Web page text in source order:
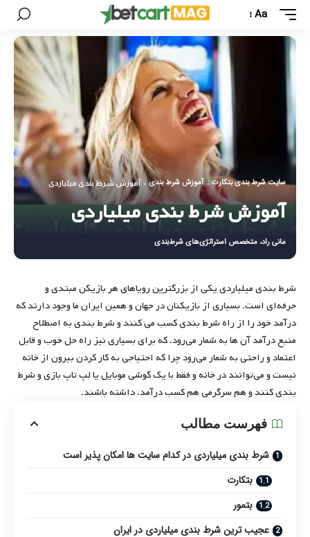
Aa
سایت شرط بندی بتکارت - آموزش شرط بندی - آموزش شرط بندی میلیاردی
آموزش شرط بندی میلیاردی
مانی راد، متخصص استراتژی‌های شرط‌بندی
شرط بندی میلیاردی یکی از بزرگترین رویاهای هر بازیکن مبتدی و
حرفه‌ای است. بسیاری از بازیکنان در جهان و همین ایران ما وجود دارند که
درآمد خود را از راه شرط بندی کسب می کنند و شرط بندی به اصطلاح
منبع درآمد آن ها به شمار می‌رود. که برای بسیاری نیز راه حل خوب و قابل
اعتماد و راحتی به شمار می‌رود چرا که احتیاجی به کار کردن بیرون از خانه
نیست و می‌توانند در خانه و فقط با یک گوشی موبایل یا لپ تاپ بازی و شرط
بندی کنند و هم سرگرمی هم کسب درآمد، داشته باشند.
فهرست مطالب
شرط بندی میلیاردی در کدام سایت ها امکان پذیر است
بتکارت
بتمور
عجیب ترین شرط بندی میلیاردی در ایران